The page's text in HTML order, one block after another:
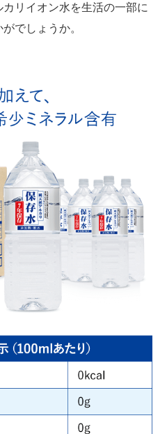
リイオン水を生活の一部に
でしょうか。